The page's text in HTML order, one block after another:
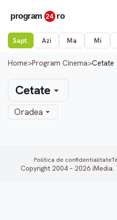
Sapt. Azi Ma Mi
Home>Program Cinema>Cetate
Cetate
Oradea
Politica de confidentialitate
Copyright 2004 – 2026